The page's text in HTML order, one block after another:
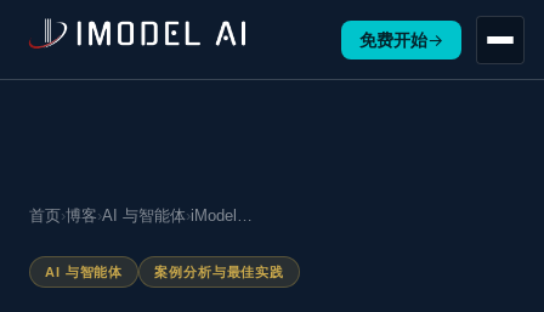
免费开始→
首页›博客›AI 与智能体›iModel…
AI 与智能体 案例分析与最佳实践